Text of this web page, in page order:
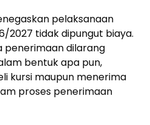
pelaksanaan
2027 tidak dipungut biaya.
penerimaan dilarang
bentuk apa pun,
kursi maupun menerima
proses penerimaan